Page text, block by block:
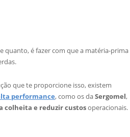
quanto, é fazer com que a matéria-prima
que te proporcione isso, existem
performance, como os daSergomel,
colheita e reduzir custosoperacionais.